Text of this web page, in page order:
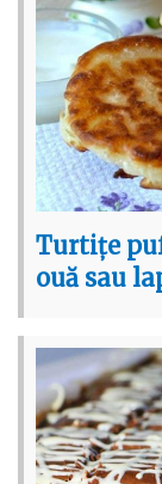
Turtițe
ouă sau